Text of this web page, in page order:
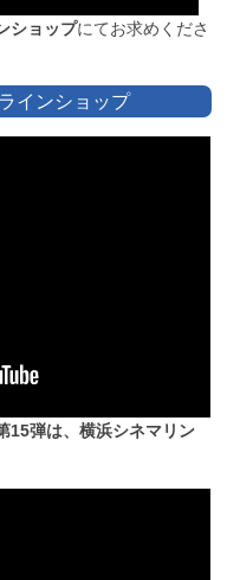
ショップにてお求めくださ
インショップ
15弾は、横浜シネマリン